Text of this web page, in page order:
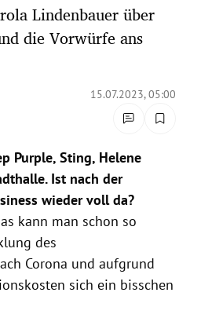
Lindenbauer über
die Vorwürfe ans
15.07.2023, 05:00
Purple, Sting, Helene
Ist nach der
wieder voll da?
kann man schon so
des
Corona und aufgrund
sich ein bisschen